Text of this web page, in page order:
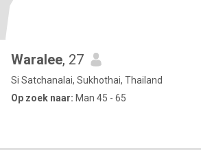
Waralee, 27
Si Satchanalai, Sukhothai, Thailand
Op zoek naar: Man 45 - 65